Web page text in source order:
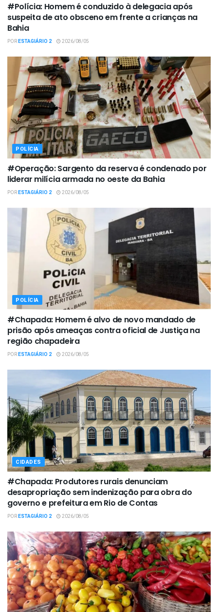
#Polícia: Homem é conduzido à delegacia após
suspeita de ato obsceno em frente a crianças na
Bahia
PORESTAGIÁRIO 2 2026/08/05
POLÍCIA
#Operação: Sargento da reserva é condenado por
liderar milícia armada no oeste da Bahia
PORESTAGIÁRIO 2 2026/08/05
POLÍCIA
#Chapada: Homem é alvo de novo mandado de
prisão após ameaças contra oficial de Justiça na
região chapadeira
PORESTAGIÁRIO 2 2026/08/05
CIDADES
#Chapada: Produtores rurais denunciam
desapropriação sem indenização para obra do
governo e prefeitura em Rio de Contas
PORESTAGIÁRIO 2 2026/08/05